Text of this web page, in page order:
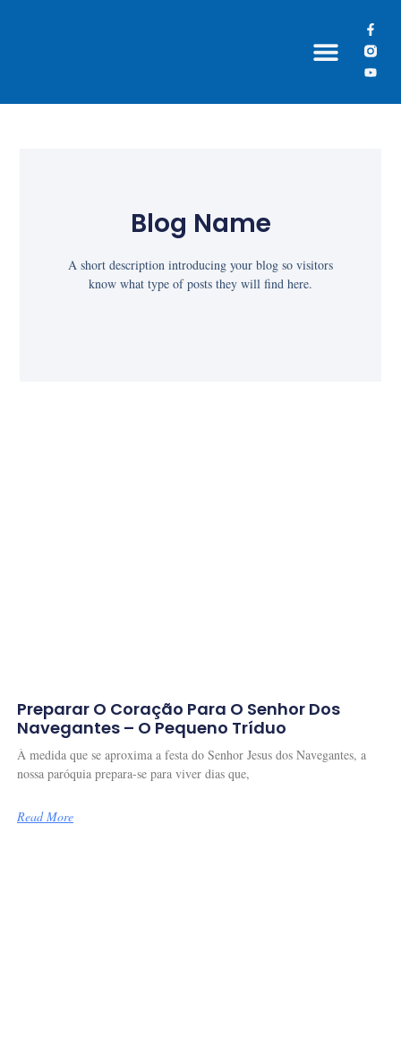
Blog Name
A short description introducing your blog so visitors
know what type of posts they will find here.
Preparar O Coração Para O Senhor Dos
Navegantes – O Pequeno Tríduo
À medida que se aproxima a festa do Senhor Jesus dos Navegantes, a
nossa paróquia prepara-se para viver dias que,
Read More